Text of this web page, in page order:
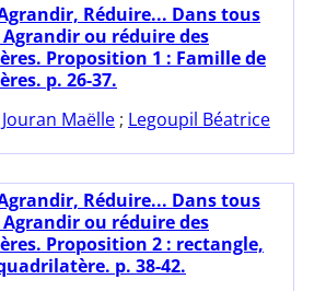
Réduire... Dans tous
Agrandir ou réduire des
Proposition 1 : Famille de
p. 26-37.
Jouran Maëlle ; Legoupil Béatrice
Réduire... Dans tous
Agrandir ou réduire des
Proposition 2 : rectangle,
p. 38-42.